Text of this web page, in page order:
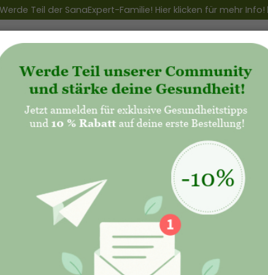
Werde Teil der SanaExpert-Familie! Hier klicken für mehr Info!
Club
Die
für die